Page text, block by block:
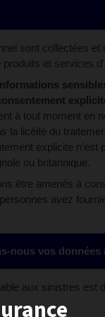
sont collectées et
produits et services
à tout moment en
la licéité du
explicite n’est
ou britannique.
être amenés à
avez
nous vos
aux sinistres est